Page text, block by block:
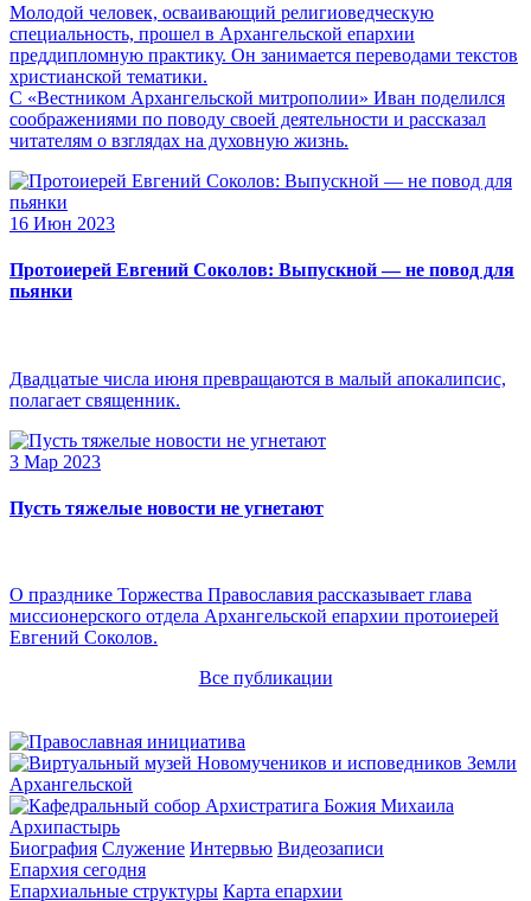
Молодой человек, осваивающий религиоведческую
специальность, прошел в Архангельской епархии
преддипломную практику. Он занимается переводами текстов
христианской тематики.
С «Вестником Архангельской митрополии» Иван поделился
соображениями по поводу своей деятельности и рассказал
читателям о взглядах на духовную жизнь.
16 Июн 2023
Протоиерей Евгений Соколов: Выпускной — не повод для
пьянки
Двадцатые числа июня превращаются в малый апокалипсис,
полагает священник.
3 Мар 2023
Пусть тяжелые новости не угнетают
О празднике Торжества Православия рассказывает глава
миссионерского отдела Архангельской епархии протоиерей
Евгений Соколов.
Все публикации
Архипастырь
Биография Служение Интервью Видеозаписи
Епархия сегодня
Епархиальные структуры Карта епархии